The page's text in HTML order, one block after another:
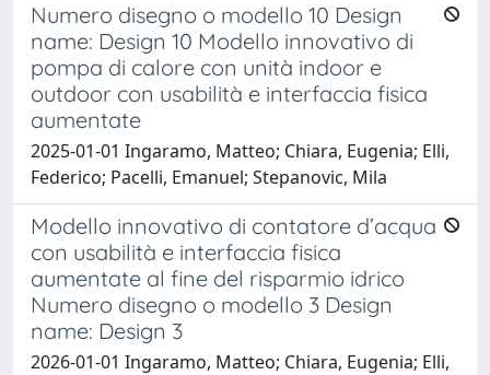
Numero disegno o modello 10 Design
name: Design 10 Modello innovativo di
pompa di calore con unità indoor e
outdoor con usabilità e interfaccia fisica
aumentate
2025-01-01 Ingaramo, Matteo; Chiara, Eugenia; Elli,
Federico; Pacelli, Emanuel; Stepanovic, Mila
Modello innovativo di contatore d’acqua
con usabilità e interfaccia fisica
aumentate al fine del risparmio idrico
Numero disegno o modello 3 Design
name: Design 3
2026-01-01 Ingaramo, Matteo; Chiara, Eugenia; Elli,